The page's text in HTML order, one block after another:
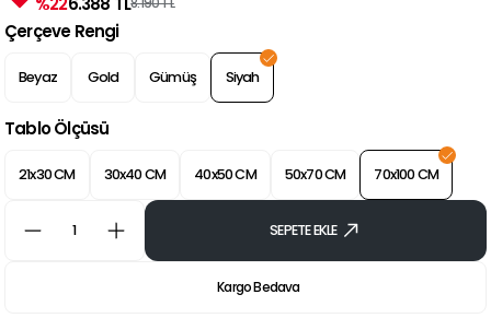
Çerçeve Rengi
Beyaz Gold Gümüş Siyah
Tablo Ölçüsü
21x30 CM 30x40 CM 40x50 CM 50x70 CM 70x100 CM
SEPETE EKLE
Kargo Bedava